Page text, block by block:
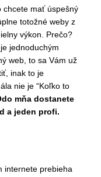
chcete mať úspešný
totožné weby z
výkon. Prečo?
jednoduchým
web, to sa Vám už
inak to je
nie je “Koľko to
mňa dostanete
a jeden profi.
internete prebieha